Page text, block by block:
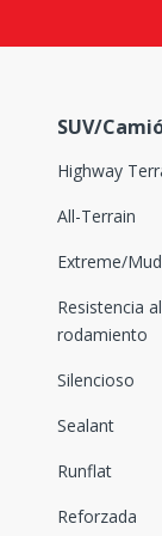
SUV/
Highway
All-Terrain
Extreme/
Resistencia al
rodamiento
Silencioso
Sealant
Runflat
Reforzada